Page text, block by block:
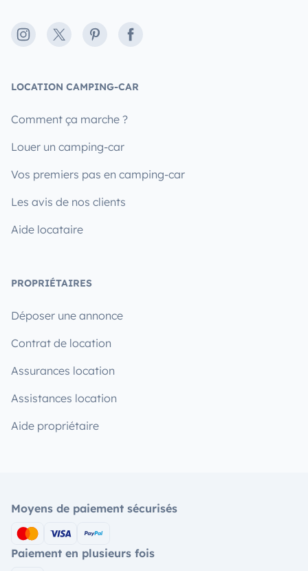
Instagram
X PinterestFacebook
LOCATION CAMPING-CAR
Comment ça marche ?
Louer un camping-car
Vos premiers pas en camping-car
Les avis de nos clients
Aide locataire
PROPRIÉTAIRES
Déposer une annonce
Contrat de location
Assurances location
Assistances location
Aide propriétaire
Moyens de paiement sécurisés
Paiement en plusieurs fois